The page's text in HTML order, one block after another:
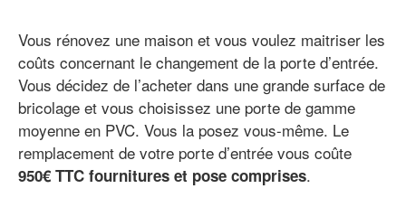
Vous rénovez une maison et vous voulez maitriser les
coûts concernant le changement de la porte d’entrée.
Vous décidez de l’acheter dans une grande surface de
bricolage et vous choisissez une porte de gamme
moyenne en PVC. Vous la posez vous-même. Le
remplacement de votre porte d’entrée vous coûte
950€ TTC fournitures et pose comprises.